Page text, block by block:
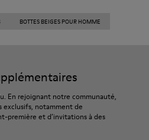
BOTTES BEIGES POUR HOMME
En rejoignant notre communauté,
exclusifs, notamment de
première et d’invitations à des